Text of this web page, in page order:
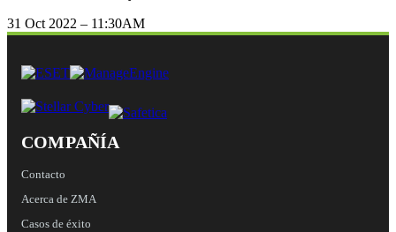
31 Oct 2022 – 11:30AM
COMPAÑÍA
Contacto
Acerca de ZMA
Casos de éxito